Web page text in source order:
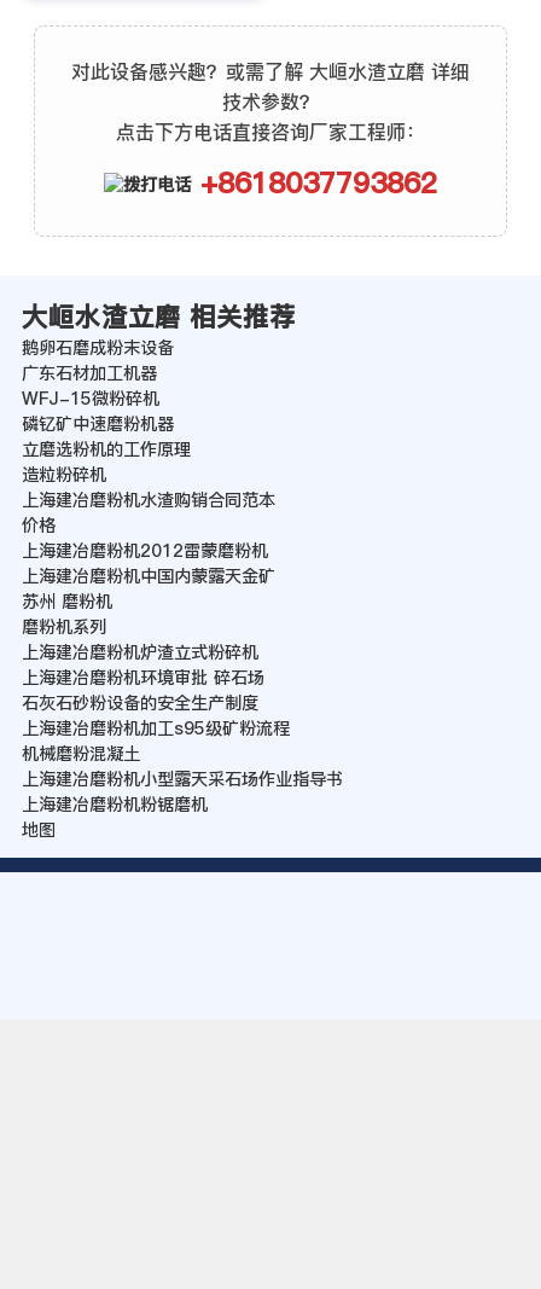
对此设备感兴趣？或需了解 大峘水渣立磨 详细
技术参数？
点击下方电话直接咨询厂家工程师：
+8618037793862
大峘水渣立磨 相关推荐
鹅卵石磨成粉末设备
广东石材加工机器
WFJ-15微粉碎机
磷钇矿中速磨粉机器
立磨选粉机的工作原理
造粒粉碎机
上海建冶磨粉机水渣购销合同范本
价格
上海建冶磨粉机2012雷蒙磨粉机
上海建冶磨粉机中国内蒙露天金矿
苏州 磨粉机
磨粉机系列
上海建冶磨粉机炉渣立式粉碎机
上海建冶磨粉机环境审批 碎石场
石灰石砂粉设备的安全生产制度
上海建冶磨粉机加工s95级矿粉流程
机械磨粉混凝土
上海建冶磨粉机小型露天采石场作业指导书
上海建冶磨粉机粉锯磨机
地图